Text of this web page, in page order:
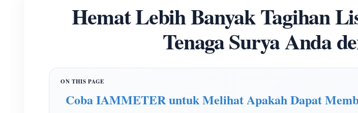
Hemat Lebih Banyak Tagihan
Tenaga Surya Anda
Coba IAMMETER untuk Melihat Apakah Dapat